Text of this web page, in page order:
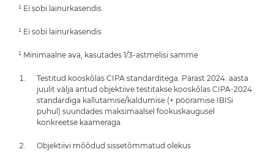
¹ Ei sobi lainurkasendis
¹ Ei sobi lainurkasendis
¹ Minimaalne ava, kasutades 1/3-astmelisi samme
Testitud kooskõlas CIPA standarditega. Pärast 2024. aasta
juulit välja antud objektiive testitakse kooskõlas CIPA-2024
standardiga kallutamise/kaldumise (+ pööramise IBISi
puhul) suundades maksimaalsel fookuskaugusel
konkreetse kaameraga.
Objektiivi mõõdud sissetõmmatud olekus